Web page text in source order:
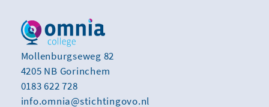
Mollenburgseweg 82
4205 NB Gorinchem
0183 622 728
info.omnia@stichtingovo.nl